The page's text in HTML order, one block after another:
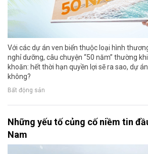
Với các dự án ven biển thuộc loại hình
nghỉ dưỡng, câu chuyện “50 năm” thường
khoăn: hết thời hạn quyền lợi sẽ ra sao, dự
không?
Bất động sản
Những yếu tố củng cố niềm tin
Nam